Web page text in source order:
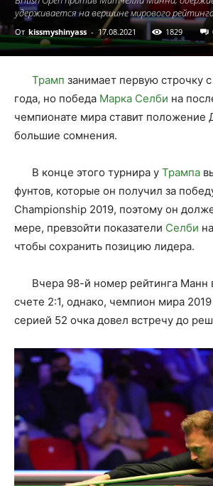
удерживается на вершине мирового
От kissmyshinyass - 17.08.2021 1829
Трамп занимает первую строчку с
года, но победа Марка Селби на
чемпионате мира ставит положение
большие сомнения.
В конце этого турнира у Трампа
фунтов, которые он получил за
Championship 2019, поэтому он
мере, превзойти показатели Селби
чтобы сохранить позицию лидера.
Вчера 98-й номер рейтинга Манн
счете 2:1, однако, чемпион мира 2019
серией 52 очка довел встречу до